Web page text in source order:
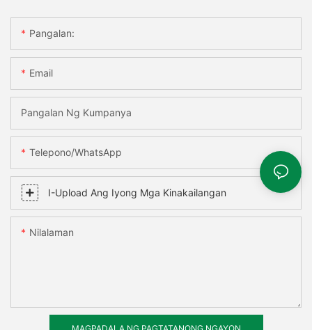
Pangalan:
Email
Pangalan Ng Kumpanya
Telepono/WhatsApp
I-Upload Ang Iyong Mga Kinakailangan
Nilalaman